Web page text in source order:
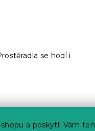
a poskytli Vám ten
se hodí i